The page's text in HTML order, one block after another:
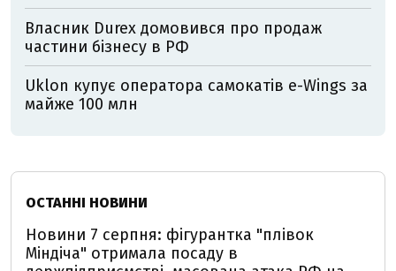
Власник Durex домовився про продаж
частини бізнесу в РФ
Uklon купує оператора самокатів e-Wings за
майже 100 млн
ОСТАННІ НОВИНИ
Новини 7 серпня: фігурантка "плівок
Міндіча" отримала посаду в